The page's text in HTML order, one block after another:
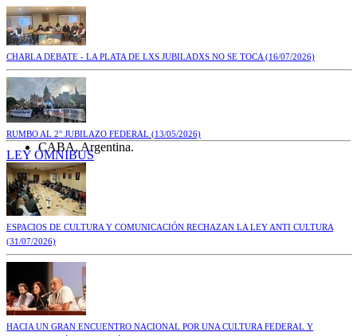
CHARLA DEBATE - LA PLATA DE LXS JUBILADXS NO SE TOCA (16/07/2026)
RUMBO AL 2° JUBILAZO FEDERAL (13/05/2026)
LEY ÓMNIBUS
ESPACIOS DE CULTURA Y COMUNICACIÓN RECHAZAN LA LEY ANTI CULTURA
(31/07/2026)
HACIA UN GRAN ENCUENTRO NACIONAL POR UNA CULTURA FEDERAL Y
CABA, Argentina.